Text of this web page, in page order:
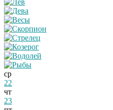
ср
22
чт
23